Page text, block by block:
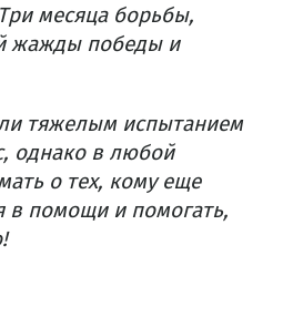
месяца борьбы,
жажды победы и
тяжелым испытанием
однако в любой
о тех, кому еще
в помощи и помогать,